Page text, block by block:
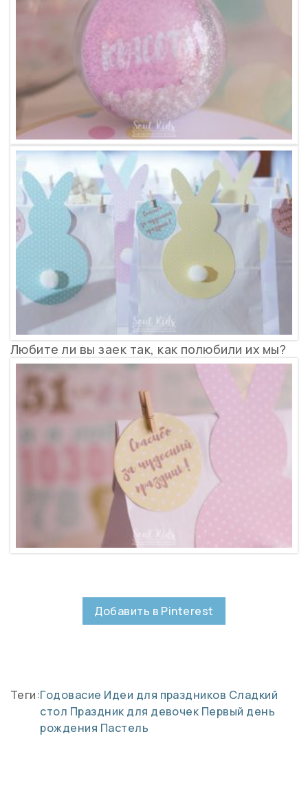
Любите ли вы заек так, как полюбили их мы?
Добавить в Pinterest
Теги:Годовасие Идеи для праздников Сладкий
стол Праздник для девочек Первый день
рождения Пастель